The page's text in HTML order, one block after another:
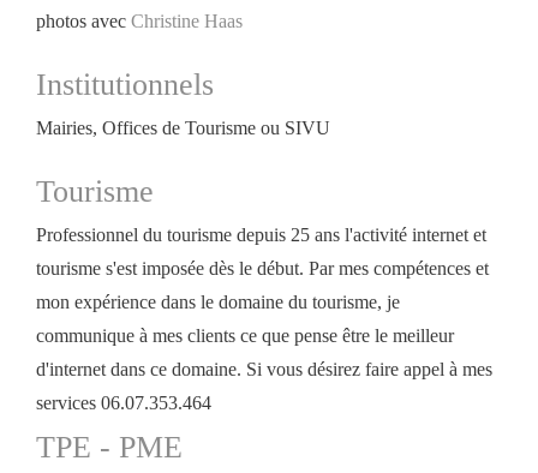
photos avec Christine Haas
Institutionnels
Mairies, Offices de Tourisme ou SIVU
Tourisme
Professionnel du tourisme depuis 25 ans l'activité internet et
tourisme s'est imposée dès le début. Par mes compétences et
mon expérience dans le domaine du tourisme, je
communique à mes clients ce que pense être le meilleur
d'internet dans ce domaine. Si vous désirez faire appel à mes
services 06.07.353.464
TPE - PME